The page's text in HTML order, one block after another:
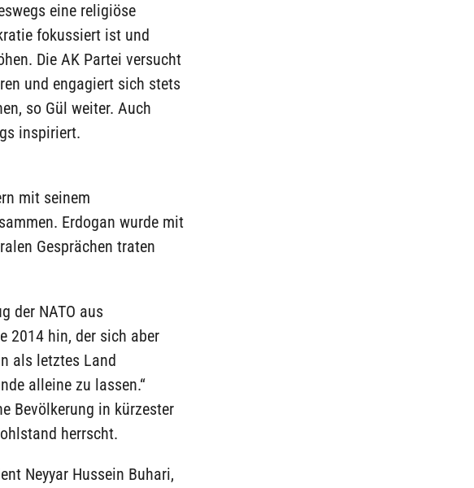
eine religiöse
fokussiert ist und
Die AK Partei versucht
und engagiert sich stets
so Gül weiter. Auch
inspiriert.
mit seinem
Erdogan wurde mit
Gesprächen traten
der NATO aus
2014 hin, der sich aber
als letztes Land
alleine zu lassen.“
Bevölkerung in kürzester
herrscht.
Neyyar Hussein Buhari,